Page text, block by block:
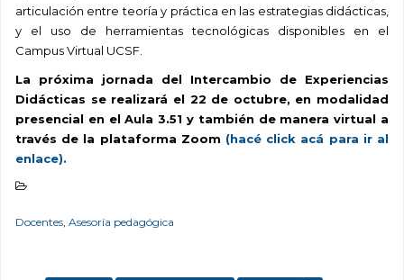
articulación entre teoría y práctica en las estrategias didácticas,
y el uso de herramientas tecnológicas disponibles en el
Campus Virtual UCSF.
La próxima jornada del Intercambio de Experiencias
Didácticas se realizará el 22 de octubre, en modalidad
presencial en el Aula 3.51 y también de manera virtual a
través de la plataforma Zoom (hacé click acá para ir al
enlace).
Docentes, Asesoría pedagógica